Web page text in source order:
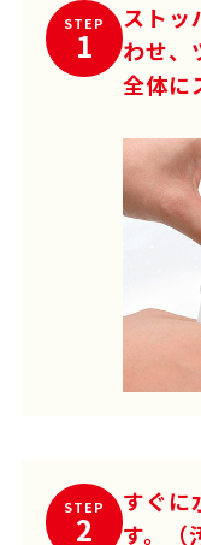
STEP
1
ストッ
わせ、
全体に
STEP
2
すぐに
す。（